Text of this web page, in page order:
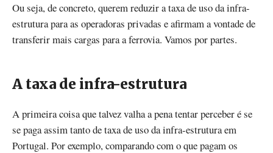
Ou seja, de concreto, querem reduzir a taxa de uso da infra-
estrutura para as operadoras privadas e afirmam a vontade de
transferir mais cargas para a ferrovia. Vamos por partes.
A taxa de infra-estrutura
A primeira coisa que talvez valha a pena tentar perceber é se
se paga assim tanto de taxa de uso da infra-estrutura em
Portugal. Por exemplo, comparando com o que pagam os